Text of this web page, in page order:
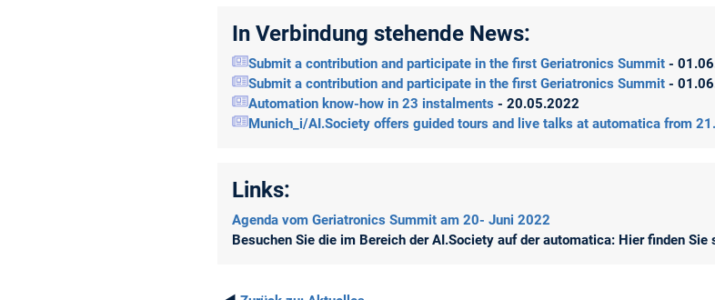
In Verbindung stehende News:
Submit a contribution and participate in the first Geriatronics Summit -
Submit a contribution and participate in the first Geriatronics Summit -
Automation know-how in 23 instalments - 20.05.2022
Munich_i/AI.Society offers guided tours and live talks at automatica from
Links:
Agenda vom Geriatronics Summit am 20- Juni 2022
Besuchen Sie die im Bereich der AI.Society auf der automatica: Hier finden